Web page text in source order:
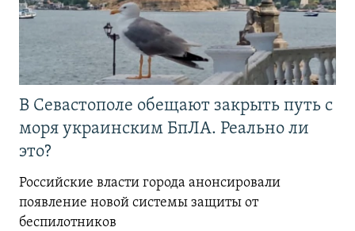
В Севастополе обещают закрыть путь с
моря украинским БпЛА. Реально ли
это?
Российские власти города анонсировали
появление новой системы защиты от
беспилотников